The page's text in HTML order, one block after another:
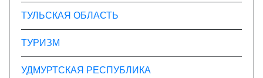
ТУЛЬСКАЯ ОБЛАСТЬ
ТУРИЗМ
УДМУРТСКАЯ РЕСПУБЛИКА